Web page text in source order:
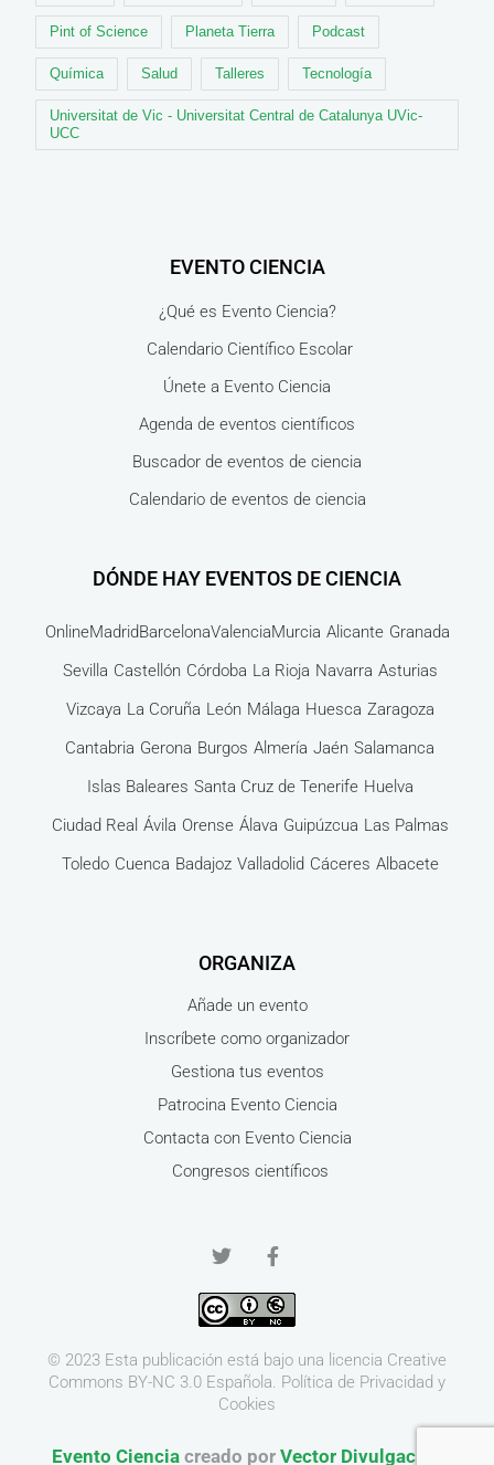
Pint of Science Planeta Tierra Podcast
Química Salud Talleres Tecnología
Universitat de Vic - Universitat Central de Catalunya UVic-
UCC
EVENTO CIENCIA
¿Qué es Evento Ciencia?
Calendario Científico Escolar
Únete a Evento Ciencia
Agenda de eventos científicos
Buscador de eventos de ciencia
Calendario de eventos de ciencia
DÓNDE HAY EVENTOS DE CIENCIA
OnlineMadridBarcelonaValenciaMurcia Alicante Granada
Sevilla Castellón Córdoba La Rioja Navarra Asturias
Vizcaya La Coruña León Málaga Huesca Zaragoza
Cantabria Gerona Burgos Almería Jaén Salamanca
Islas Baleares Santa Cruz de Tenerife Huelva
Ciudad Real Ávila Orense Álava Guipúzcua Las Palmas
Toledo Cuenca Badajoz Valladolid Cáceres Albacete
ORGANIZA
Añade un evento
Inscríbete como organizador
Gestiona tus eventos
Patrocina Evento Ciencia
Contacta con Evento Ciencia
Congresos científicos
© 2023 Esta publicación está bajo una licencia Creative
Commons BY-NC 3.0 Española. Política de Privacidad y
Cookies
Evento Cienciacreado por Vector Divulgación